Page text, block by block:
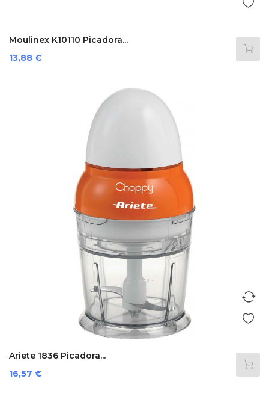
Moulinex K10110 Picadora...
Precio
13,88 €
Ariete 1836 Picadora...
Precio
16,57 €